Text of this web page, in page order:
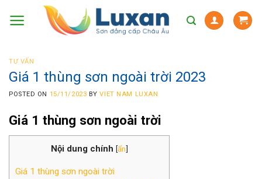
TƯ VẤN
Giá 1 thùng sơn ngoài trời 2023
POSTED ON 15/11/2023 BYVIET NAM LUXAN
Giá 1 thùng sơn ngoài trời
Nội dung chính [ẩn]
Giá 1 thùng sơn ngoài trời